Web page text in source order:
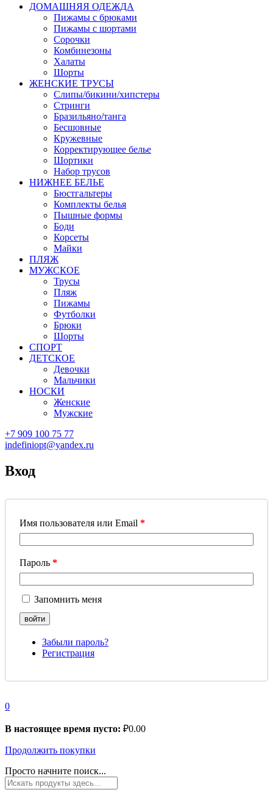
ДОМАШНЯЯ ОДЕЖДА
Пижамы с брюками
Пижамы с шортами
Сорочки
Комбинезоны
Халаты
Шорты
ЖЕНСКИЕ ТРУСЫ
Слипы/бикини/хипстеры
Стринги
Бразильяно/танга
Бесшовные
Кружевные
Корректирующее белье
Шортики
Набор трусов
НИЖНЕЕ БЕЛЬЕ
Бюстгальтеры
Комплекты белья
Пышные формы
Боди
Корсеты
Майки
ПЛЯЖ
МУЖСКОЕ
Трусы
Пляж
Пижамы
Футболки
Брюки
Шорты
СПОРТ
ДЕТСКОЕ
Девочки
Мальчики
НОСКИ
Женские
Мужские
+7 909 100 75 77
indefiniopt@yandex.ru
Вход
Имя пользователя или Email *
Пароль *
Запомнить меня
Забыли пароль?
Регистрация
0
В настоящее время пусто: ₽0.00
Продолжить покупки
Просто начните поиск...